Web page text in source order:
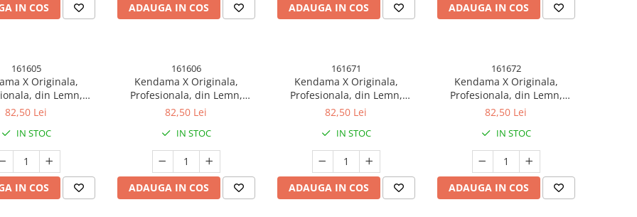
IN COS ADAUGA IN COS ADAUGA IN COS ADAUGA IN COS
161605
X Originala,
din Lemn,
Grip, 18 cm,
82,50 Lei
IN STOC
IN COS
161606
Kendama X Originala,
Profesionala, din Lemn,
Rubber Grip, 18 cm,
82,50 Lei
IN STOC
ADAUGA IN COS
161671
Kendama X Originala,
Profesionala, din Lemn,
Rubber Grip, 18 cm,
82,50 Lei
IN STOC
ADAUGA IN COS
161672
Kendama X Originala,
Profesionala, din Lemn,
Rubber Grip, 18 cm,
82,50 Lei
IN STOC
ADAUGA IN COS